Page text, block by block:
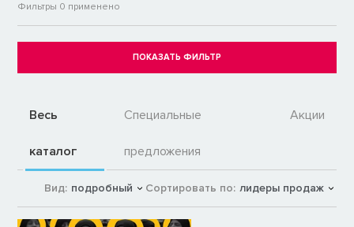
Фильтры 0 применено
Весь
каталог
Специальные
предложения
Акции
Вид: подробный Сортировать по: лидеры продаж